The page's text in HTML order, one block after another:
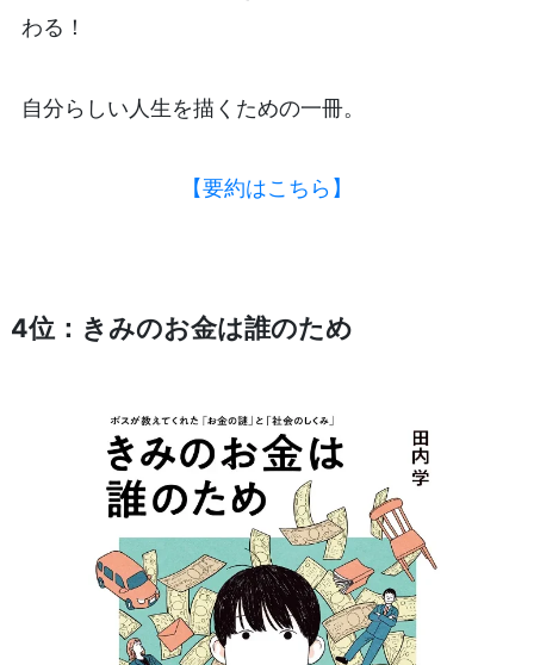
わる！
自分らしい人生を描くための一冊。
【要約はこちら】
4位：きみのお金は誰のため